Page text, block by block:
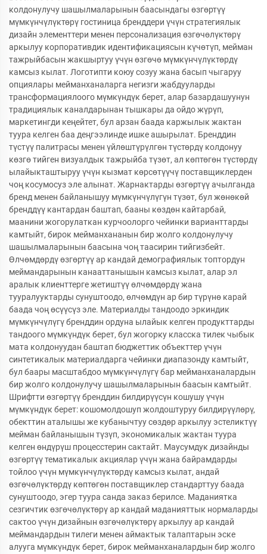
колдонулучу шашылмаларынын баасындагы өзгөртүү
мүмкүнчүлүктөрү гостиница бренддери үчүн стратегиялык
дизайн элементтери менен персонализация өзгөчөлүктөрү
аркылуу корпоративдик идентификациясын күчөтүп, мейман
тажрыйбасын жакшыртуу үчүн өзгөчө мүмкүнчүлүктөрдү
камсыз кылат. Логотипти коюу созуу жана басып чыгаруу
опциялары мейманханаларга негизги жабдууларды
трансформациялоого мүмкүндүк берет, алар базардашуунун
традициялык каналдарынан тышкары да ойдо жүрүп,
маркетингди кеңейтет, бул арзан баада каржылык жактан
туура келген баа деңгээлинде ишке ашырылат. Бренддин
түстүү палитрасы менен үйлөштүрүлгөн түстөрдү колдонуу
көзгө тийген визуалдык тажрыйба түзөт, ал көптөгөн түстөрдү
ылайыкташтыруу үчүн кызмат көрсөтүүчү поставщиклерден
чоң косумосуз эле алынат. Жарнактарды өзгөртүү ачылганда
бренд менен байланышуу мүмкүнчүлүгүн түзөт, бул жөнөкөй
бренддүү кантардан баштап, бааны көздөн кайтарбай,
маанини жогорулаткан курчоолорго чейинки варианттарды
камтыйт, бирок мейманхананын бир жолго колдонулучу
шашылмаларынын баасына чоң таасирин тийгизбейт.
Өлчөмдөрдү өзгөртүү ар кандай демографиялык топтордун
меймандарынын канааттанышын камсыз кылат, алар эл
аралык клиенттерге жетиштүү өлчөмдөрдү жана
тууралууктарды сунуштоодо, өлчөмдүн ар бир түрүнө карай
баада чоң өсүүсүз эле. Материалды тандоодо эркиндик
мүмкүнчүлүгү бренддин ордуна ылайык келген продукттарды
тандоого мүмкүндүк берет, бул жогорку класска тилек чыбык
мата колдонуудан баштап бюджеттик объекттер үчүн
синтетикалык материалдарга чейинки диапазонду камтыйт,
бул баары масштабдоо мүмкүнчүлүгү бар мейманханалардын
бир жолго колдонулучу шашылмаларынын баасын камтыйт.
Шрифтти өзгөртүү бренддин билдирүүсүн кошушу үчүн
мүмкүндүк берет: кошомолдошуп жолдоштуруу билдирүүлөрү,
обекттин аталышы же кубанычтуу сөздөр аркылуу эстеликтүү
мейман байланышын түзүп, экономикалык жактан туура
келген өндүрүш процесстерин сактайт. Маусумдук дизайнды
өзгөртүү тематикалык акциялар үчүн жана байрамдарды
тойлоо үчүн мүмкүнчүлүктөрдү камсыз кылат, андай
өзгөчөлүктөрдү көптөгөн поставщиклер стандарттуу баада
сунуштоодо, эгер туура санда заказ берилсе. Маданиятка
сезгичтик өзгөчөлүктөрү ар кандай маданияттык нормаларды
сактоо үчүн дизайнын өзгөчөлүктөрү аркылуу ар кандай
меймандардын тилеги менен аймактык талаптарын эске
алууга мүмкүндүк берет, бирок мейманханалардын бир жолго